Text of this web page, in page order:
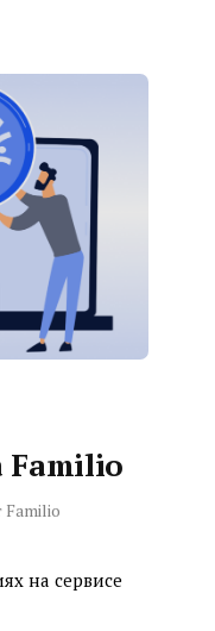
Familio
Familio
на сервисе